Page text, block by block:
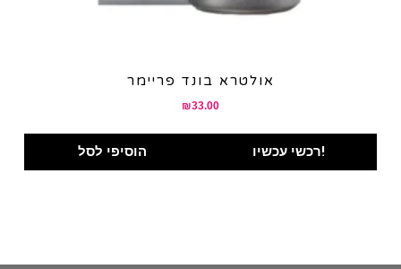
אולטרא בונד פריימר
₪33.00
הוסיפי לסל רכשי עכשיו!